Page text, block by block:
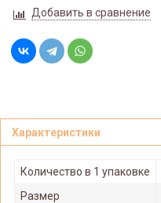
Добавить в сравнение
Характеристики
Количество в 1 упаковке
Размер